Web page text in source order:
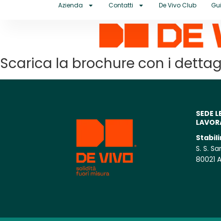
Azienda Contatti De Vivo Club
Scarica la brochure con i
SEDE
S. S.
80021